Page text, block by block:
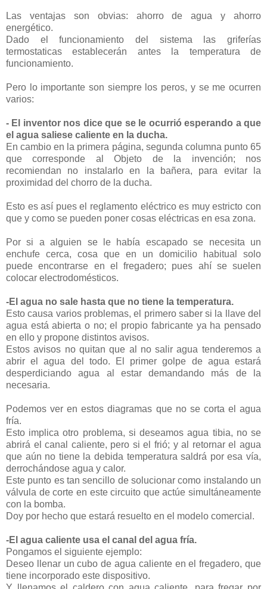
Las ventajas son obvias: ahorro de agua y ahorro
energético.
Dado el funcionamiento del sistema las griferías
termostaticas establecerán antes la temperatura de
funcionamiento.
Pero lo importante son siempre los peros, y se me ocurren
varios:
- El inventor nos dice que se le ocurrió esperando a que
el agua saliese caliente en la ducha.
En cambio en la primera página, segunda columna punto 65
que corresponde al Objeto de la invención; nos
recomiendan no instalarlo en la bañera, para evitar la
proximidad del chorro de la ducha.
Esto es así pues el reglamento eléctrico es muy estricto con
que y como se pueden poner cosas eléctricas en esa zona.
Por si a alguien se le había escapado se necesita un
enchufe cerca, cosa que en un domicilio habitual solo
puede encontrarse en el fregadero; pues ahí se suelen
colocar electrodomésticos.
-El agua no sale hasta que no tiene la temperatura.
Esto causa varios problemas, el primero saber si la llave del
agua está abierta o no; el propio fabricante ya ha pensado
en ello y propone distintos avisos.
Estos avisos no quitan que al no salir agua tenderemos a
abrir el agua del todo. El primer golpe de agua estará
desperdiciando agua al estar demandando más de la
necesaria.
Podemos ver en estos diagramas que no se corta el agua
fría.
Esto implica otro problema, si deseamos agua tibia, no se
abrirá el canal caliente, pero si el frió; y al retornar el agua
que aún no tiene la debida temperatura saldrá por esa vía,
derrochándose agua y calor.
Este punto es tan sencillo de solucionar como instalando un
válvula de corte en este circuito que actúe simultáneamente
con la bomba.
Doy por hecho que estará resuelto en el modelo comercial.
-El agua caliente usa el canal del agua fría.
Pongamos el siguiente ejemplo:
Deseo llenar un cubo de agua caliente en el fregadero, que
tiene incorporado este dispositivo.